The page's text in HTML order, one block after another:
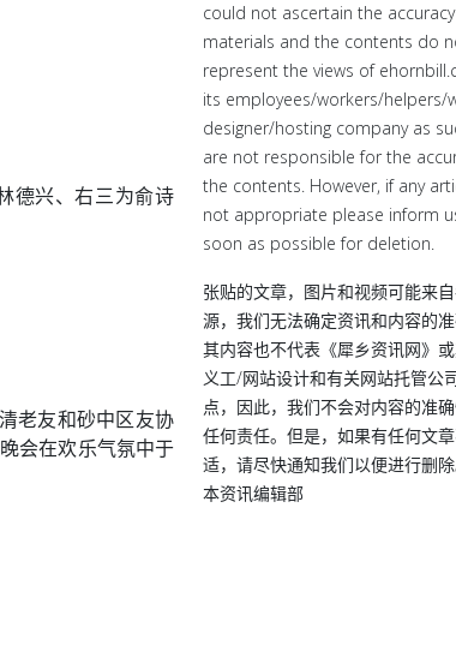
德兴、右三为俞诗
老友和砂中区友协
会在欢乐气氛中于
could not ascertain the
materials and the contents do
represent the views of
its employees/workers/helpers/
designer/hosting company as
are not responsible for the
the contents. However, if any
not appropriate please inform
soon as possible for deletion.
张贴的文章，图片和视频可能来
源，我们无法确定资讯和内容的准
其内容也不代表《犀乡资讯网》
义工/网站设计和有关网站托管公
点，因此，我们不会对内容的准
任何责任。但是，如果有任何文
适，请尽快通知我们以便进行删除
本资讯编辑部